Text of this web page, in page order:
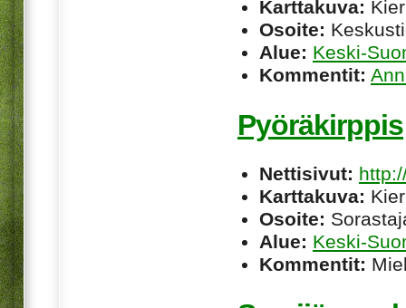
Karttakuva:
Osoite:
Alue: Keski-
Kommentit:
Pyöräkirppis
Nettisivut:
Karttakuva:
Osoite:
Alue: Keski-
Kommentit: